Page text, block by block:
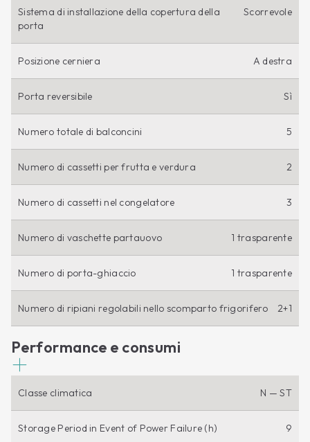
Sistema di installazione della copertura della
porta
Scorrevole
Posizione cerniera A destra
Porta reversibile Sì
Numero totale di balconcini 5
Numero di cassetti per frutta e verdura 2
Numero di cassetti nel congelatore 3
Numero di vaschette partauovo 1 trasparente
Numero di porta-ghiaccio 1 trasparente
Numero di ripiani regolabili nello scomparto frigorifero 2+1
Performance e consumi
Classe climatica N — ST
Storage Period in Event of Power Failure (h) 9